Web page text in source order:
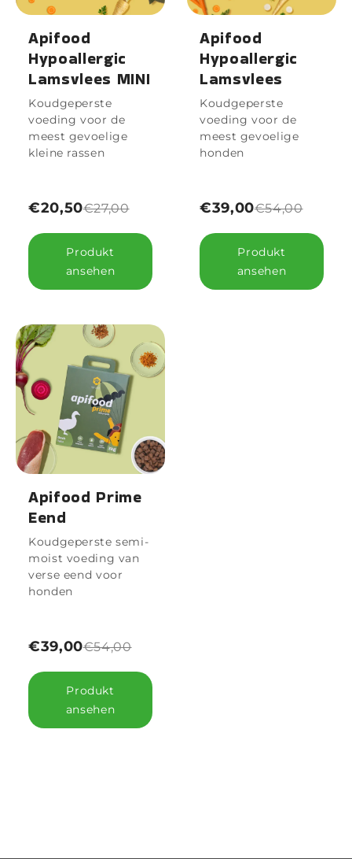
Apifood
Hypoallergic
Lamsvlees MINI
Koudgeperste
voeding voor de
meest gevoelige
kleine rassen
€20,50€27,00
Produkt
ansehen
Apifood
Hypoallergic
Lamsvlees
Koudgeperste
voeding voor de
meest gevoelige
honden
€39,00€54,00
Produkt
ansehen
Apifood Prime
Eend
Koudgeperste semi-
moist voeding van
verse eend voor
honden
€39,00€54,00
Produkt
ansehen